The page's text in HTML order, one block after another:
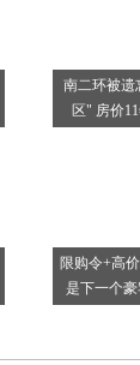
南二环被遗
区" 房价
限购令+高
是下一个豪